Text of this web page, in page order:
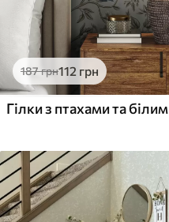
187грн112 грн